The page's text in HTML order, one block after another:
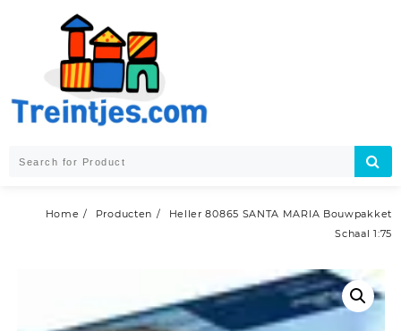
Home Producten
Heller 80865 SANTA MARIA Bouwpakket
Schaal 1:75